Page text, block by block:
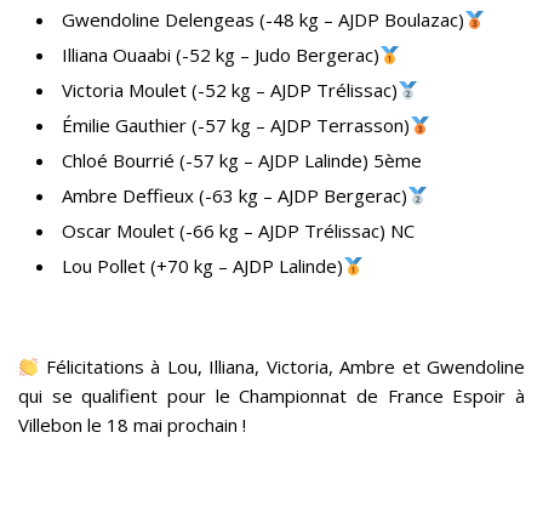
Gwendoline Delengeas (-48 kg – AJDP Boulazac)
Illiana Ouaabi (-52 kg – Judo Bergerac)
Victoria Moulet (-52 kg – AJDP Trélissac)
Émilie Gauthier (-57 kg – AJDP Terrasson)
Chloé Bourrié (-57 kg – AJDP Lalinde) 5ème
Ambre Deffieux (-63 kg – AJDP Bergerac)
Oscar Moulet (-66 kg – AJDP Trélissac) NC
Lou Pollet (+70 kg – AJDP Lalinde)
Félicitations à Lou, Illiana, Victoria, Ambre et Gwendoline
qui se qualifient pour le Championnat de France Espoir à
Villebon le 18 mai prochain !